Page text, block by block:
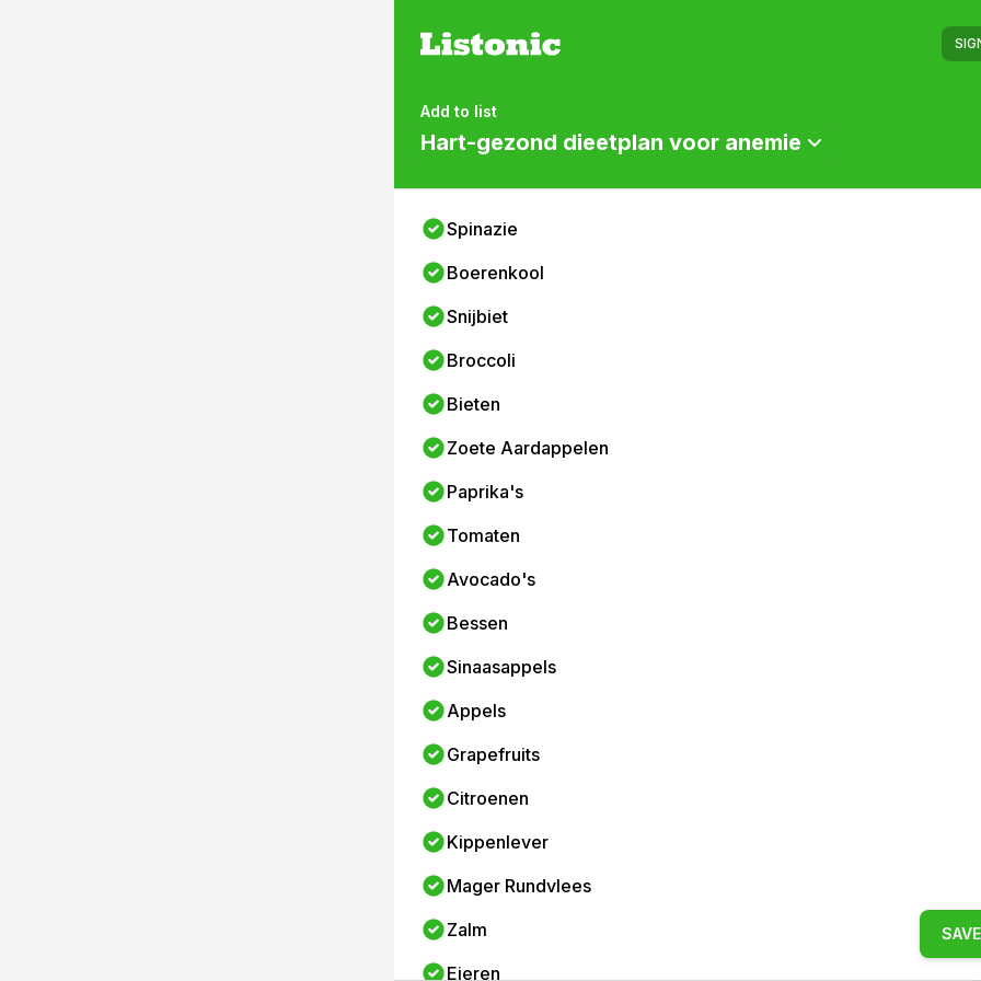
Add to list
Hart-gezond dieetplan voor anemie
Spinazie
Boerenkool
Snijbiet
Broccoli
Bieten
Zoete Aardappelen
Paprika's
Tomaten
Avocado's
Bessen
Sinaasappels
Appels
Grapefruits
Citroenen
Kippenlever
Mager Rundvlees
Zalm
Eieren